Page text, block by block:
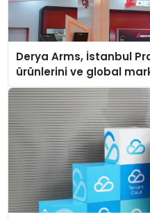
Derya Arms, İstanbul
ürünlerini ve global